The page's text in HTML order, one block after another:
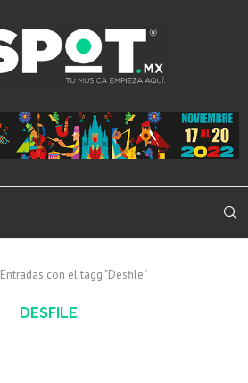
Entradas con el tagg "Desfile"
DESFILE